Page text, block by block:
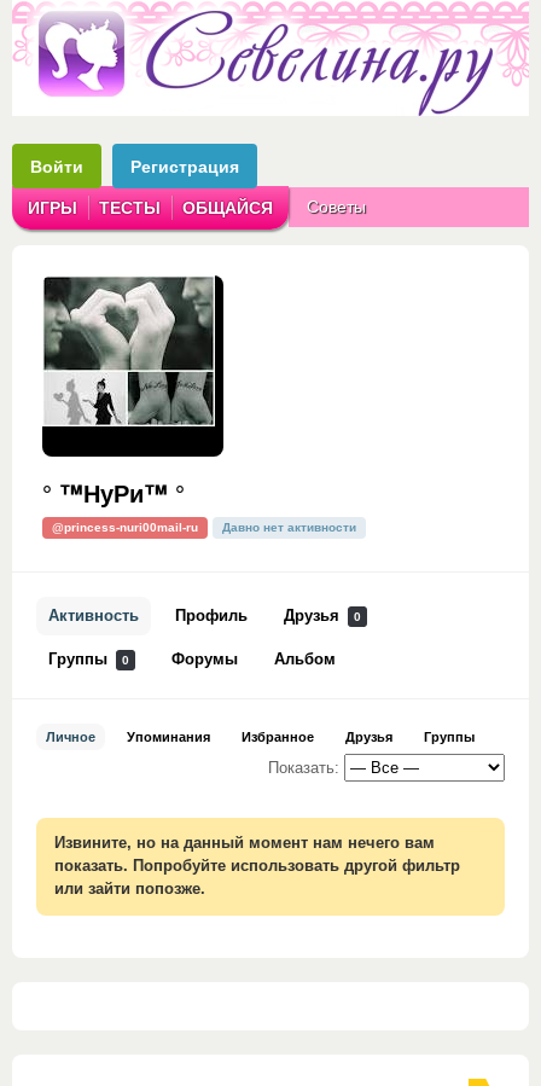
Войти Регистрация
ИГРЫ ТЕСТЫ ОБЩАЙСЯ Советы
° ™НуРи™ °
@princess-nuri00mail-ru Давно нет активности
Активность Профиль Друзья 0
Группы 0 Форумы Альбом
Личное Упоминания Избранное Друзья Группы
Показать:
Извините, но на данный момент нам нечего вам
показать. Попробуйте использовать другой фильтр
или зайти попозже.